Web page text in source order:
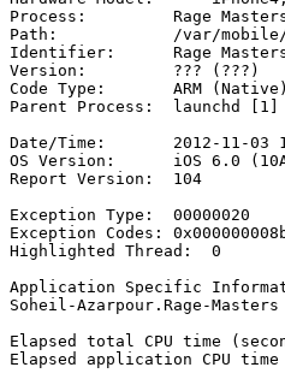
Process:         Rage Masters
Path:            /var/mobile/
Identifier:      Rage
Version:         ??? (???)
Code Type:       ARM (Native)
Parent Process:  launchd [1]
Date/Time:       2012-11-03
OS Version:      iOS 6.0
Report Version:  104
Exception Type:  00000020
Exception Codes:
Highlighted Thread:  0
Application Specific
Soheil-Azarpour.Rage-
Elapsed total CPU time
Elapsed application CPU time